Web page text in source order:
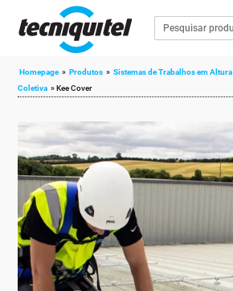
Homepage » Produtos » Sistemas de Trabalhos em Altura
Coletiva »Kee Cover